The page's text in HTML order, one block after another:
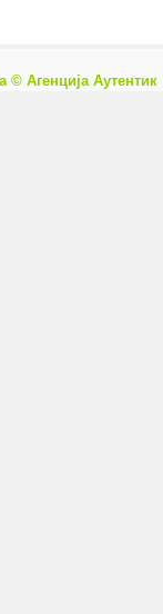
© Агенција Аутентик